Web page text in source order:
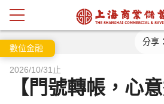
分享：
數位金融
2026/10/31止
【門號轉帳，心意